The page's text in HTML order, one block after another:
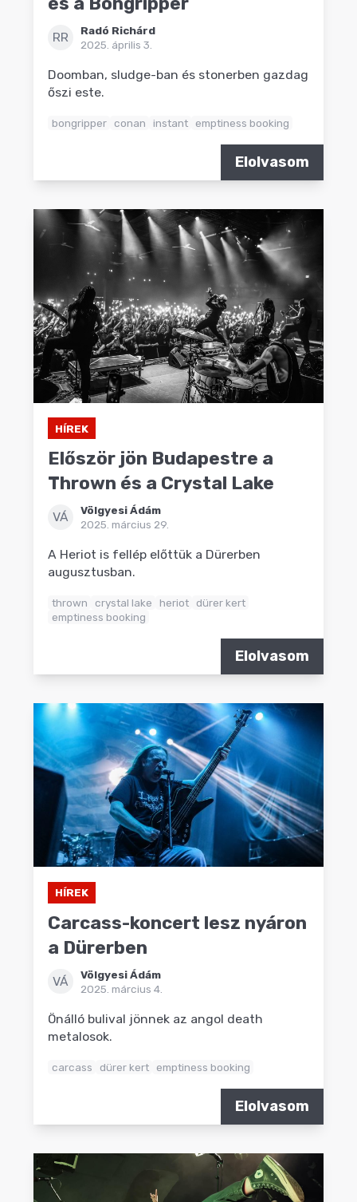
RR
Radó Richárd
2025. április 3.
Doomban, sludge-ban és stonerben gazdag
őszi este.
bongripper conan instant emptiness booking
Elolvasom
HÍREK
Először jön Budapestre a
Thrown és a Crystal Lake
VÁ
Völgyesi Ádám
2025. március 29.
A Heriot is fellép előttük a Dürerben
augusztusban.
thrown crystal lake heriot
dürer kert
emptiness booking
Elolvasom
HÍREK
Carcass-koncert lesz nyáron
a Dürerben
VÁ
Völgyesi Ádám
2025. március 4.
Önálló bulival jönnek az angol death
metalosok.
carcass dürer kert emptiness booking
Elolvasom